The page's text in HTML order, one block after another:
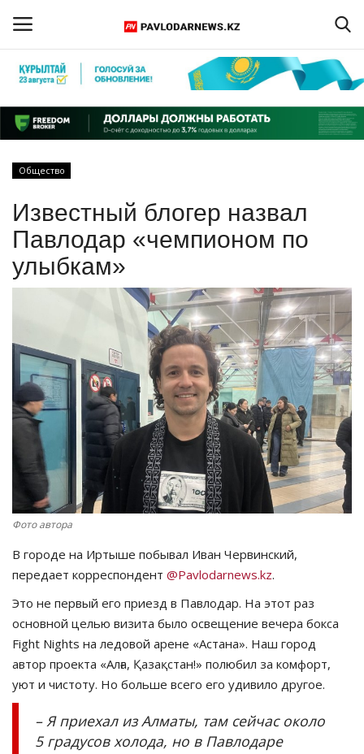
Регистрация
Главная
ПАВЛОДАРСКАЯ ОБЛАСТЬ
КАЗАХСТАН
СПЕЦПРОЕКТЫ
СПОРТ
Чек-лист
РАЗВЛЕЧЕНИЯ
OFFICIAL
Курултай
Язык
Қазақша Русский
Общество
Известный блогер назвал
Павлодар «чемпионом по
улыбкам»
Фото автора
В городе на Иртыше побывал Иван Червинский,
передает корреспондент @Pavlodarnews.kz.
Это не первый его приезд в Павлодар. На этот раз
основной целью визита было освещение вечера бокса
Fight Nights на ледовой арене «Астана». Наш город
автор проекта «Алға, Қазақстан!» полюбил за комфорт,
уют и чистоту. Но больше всего его удивило другое.
– Я приехал из Алматы, там сейчас около
5 градусов холода, но в Павлодаре